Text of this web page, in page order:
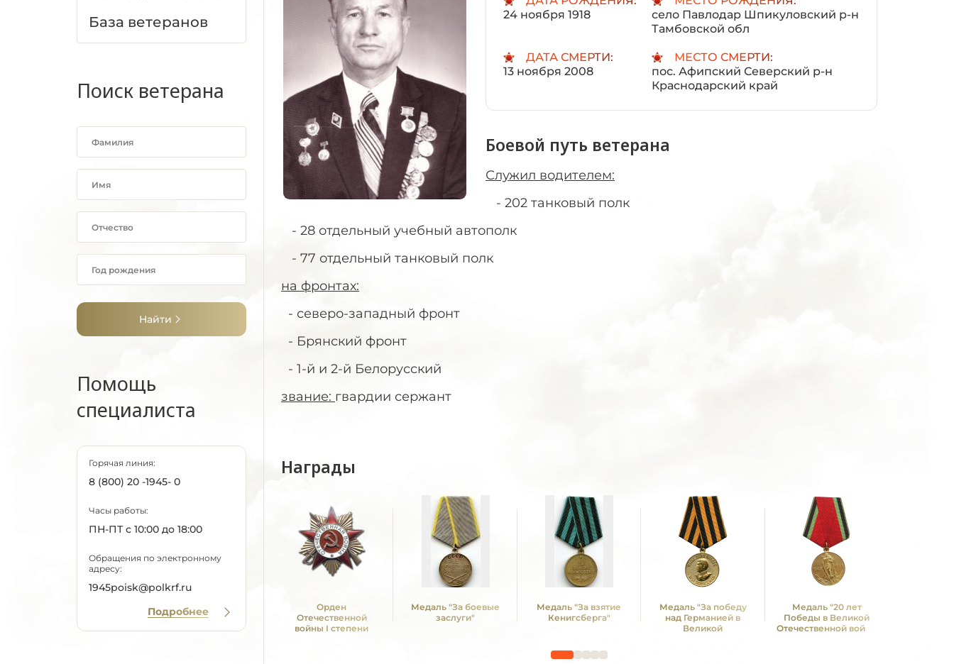
База ветеранов
Поиск ветерана
Найти
Помощь
специалиста
Горячая линия:
8 (800) 20 -1945- 0
Часы работы:
ПН-ПТ с 10:00 до 18:00
Обращения по электронному
адресу:
1945poisk@polkrf.ru
Подробнее
24 ноября 1918
село Павлодар Шпикуловский р-н
Тамбовской обл
ДАТА СМЕРТИ:
13 ноября 2008
МЕСТО СМЕРТИ:
пос. Афипский Северский р-н
Краснодарский край
Боевой путь ветерана
Служил водителем:
- 202 танковый полк
- 28 отдельный учебный автополк
- 77 отдельный танковый полк
на фронтах:
- северо-западный фронт
- Брянский фронт
- 1-й и 2-й Белорусский
звание: гвардии сержант
Награды
Орден
Отечественной
войны I степени
Медаль "За боевые
заслуги"
Медаль "За взятие
Кенигсберга"
Медаль "За победу
над Германией в
Великой
Медаль "20 лет
Победы в Великой
Отечественной войне